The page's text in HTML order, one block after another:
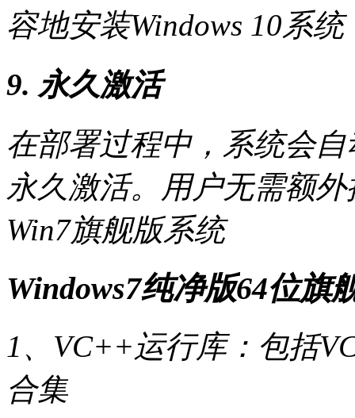
容地安装Windows 10系
9. 永久激活
在部署过程中，系统会
永久激活。用户无需额
Win7旗舰版系统
Windows7纯净版64位旗
1、VC++运行库：包括
合集